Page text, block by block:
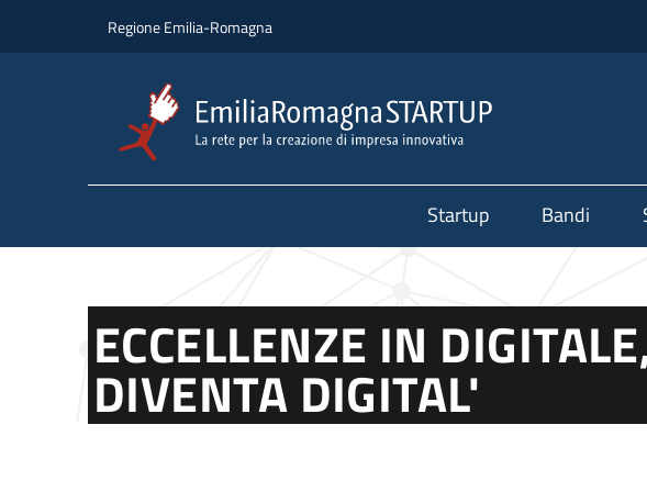
Regione Emilia-Romagna
Startup Bandi
ECCELLENZE IN
DIVENTA DIGITAL'